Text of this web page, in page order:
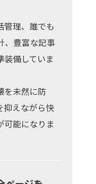
管理、誰でも
、豊富な記事
装備していま
を未然に防
抑えながら快
可能になりま